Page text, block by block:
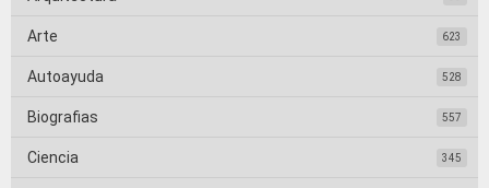
Arte 623
Autoayuda 528
Biografias 557
Ciencia 345